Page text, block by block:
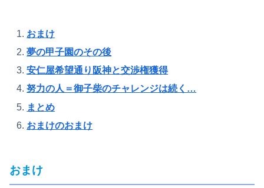
おまけ
夢の甲子園のその後
安仁屋希望通り阪神と交渉権獲得
努力の人＝御子柴のチャレンジは続く…
まとめ
おまけのおまけ
おまけ